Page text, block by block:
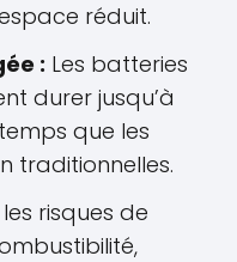
réduit.
: Les batteries
durer jusqu’à
que les
traditionnelles.
les risques de